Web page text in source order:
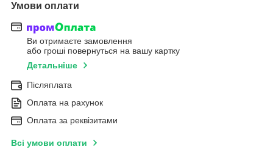
Умови оплати
Ви отримаєте замовлення
або гроші повернуться на вашу картку
Детальніше
Післяплата
Оплата на рахунок
Оплата за реквізитами
Всі умови оплати